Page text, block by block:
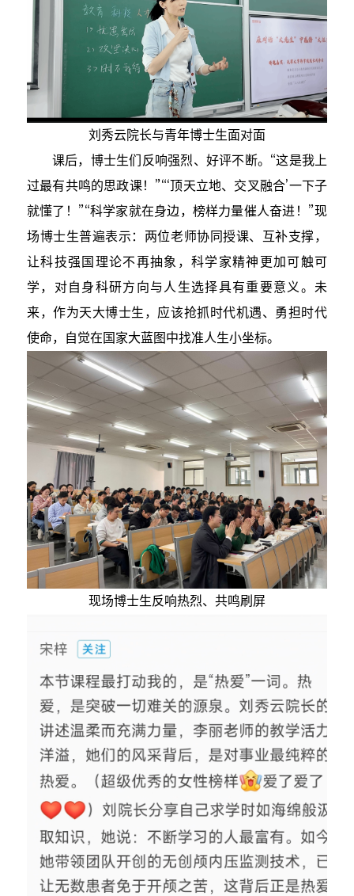
刘秀云院长与青年博士生面对面
课后，博士生们反响强烈、好评不断。“这是我上
过最有共鸣的思政课！”“‘顶天立地、交叉融合’一下子
就懂了！”“科学家就在身边，榜样力量催人奋进！”现
场博士生普遍表示：两位老师协同授课、互补支撑，
让科技强国理论不再抽象，科学家精神更加可触可
学，对自身科研方向与人生选择具有重要意义。未
来，作为天大博士生，应该抢抓时代机遇、勇担时代
使命，自觉在国家大蓝图中找准人生小坐标。
现场博士生反响热烈、共鸣刷屏